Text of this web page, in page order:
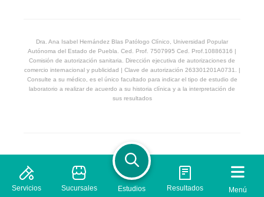
Dra. Ana Isabel Hernández Blas Patólogo Clínico, Universidad Popular
Autónoma del Estado de Puebla. Ced. Prof. 7507995 Ced. Prof.10886316 |
Comisión de autorización sanitaria. Dirección ejecutiva de autorizaciones de
comercio internacional y publicidad | Clave de autorización 263301201A0731. |
Consulte a su médico, es el único facultado para indicar el tipo de estudio de
laboratorio a realizar de acuerdo a su historia clínica y a la interpretación de
sus resultados
© 2026 Laboratorio Proquimed. Derechos Reservados
Privacidad
Términos & Condiciones
Servicios Sucursales Estudios Resultados Menú